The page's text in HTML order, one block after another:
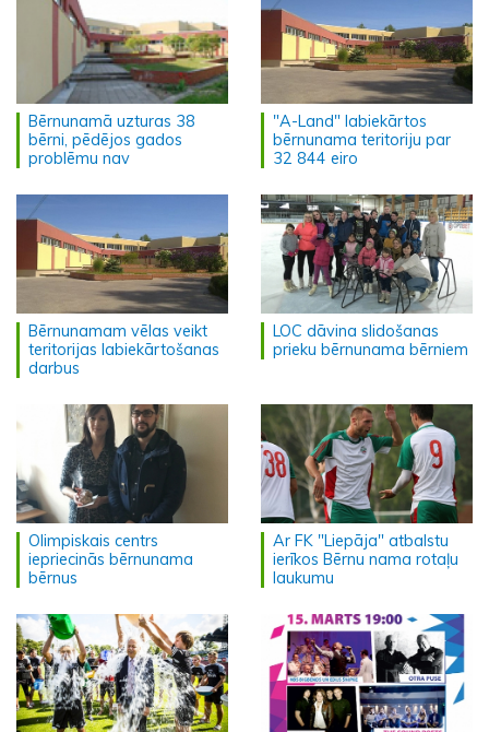
Bērnunamā uzturas 38
bērni, pēdējos gados
problēmu nav
"A-Land" labiekārtos
bērnunama teritoriju par
32 844 eiro
Bērnunamam vēlas veikt
teritorijas labiekārtošanas
darbus
LOC dāvina slidošanas
prieku bērnunama bērniem
Olimpiskais centrs
iepriecinās bērnunama
bērnus
Ar FK "Liepāja" atbalstu
ierīkos Bērnu nama rotaļu
laukumu